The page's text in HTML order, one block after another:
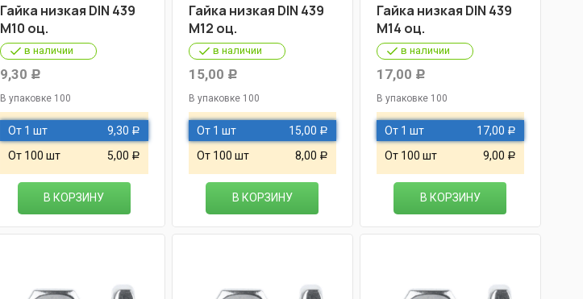
Гайка низкая DIN 439
М10 оц.
в наличии
9,30 Р
В упаковке 100
От 1 шт 9,30 Р
От 100 шт 5,00 Р
В КОРЗИНУ
Гайка низкая DIN 439
М12 оц.
в наличии
15,00 Р
В упаковке 100
От 1 шт 15,00 Р
От 100 шт 8,00 Р
В КОРЗИНУ
Гайка низкая DIN 439
М14 оц.
в наличии
17,00 Р
В упаковке 100
От 1 шт 17,00 Р
От 100 шт 9,00 Р
В КОРЗИНУ